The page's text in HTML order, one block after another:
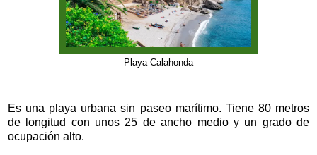
Playa Calahonda
Es una playa urbana sin paseo marítimo. Tiene 80 metros
de longitud con unos 25 de ancho medio y un grado de
ocupación alto.